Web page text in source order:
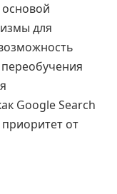
основой
для
Google Search
от